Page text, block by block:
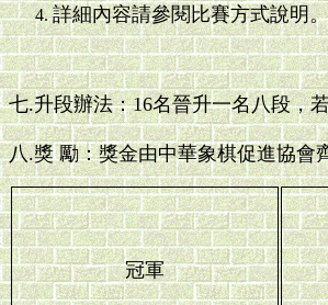
詳細內容請參閱比賽方式說明。
七.升段辦法：16名晉升一名八段，
八.獎 勵：獎金由中華象棋促進協會
冠軍